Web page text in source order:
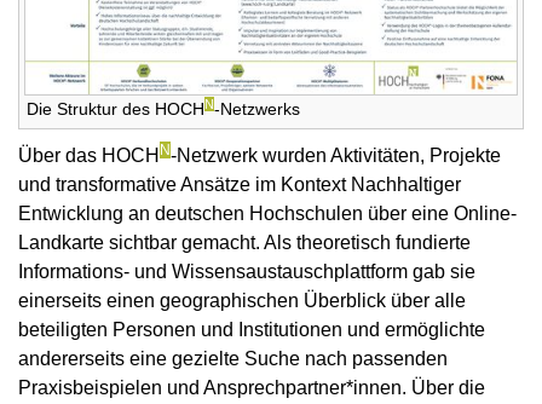
Die Struktur des HOCHN-Netzwerks
Über das HOCH N-Netzwerk wurden Aktivitäten, Projekte
und transformative Ansätze im Kontext Nachhaltiger
Entwicklung an deutschen Hochschulen über eine Online-
Landkarte sichtbar gemacht. Als theoretisch fundierte
Informations- und Wissensaustauschplattform gab sie
einerseits einen geographischen Überblick über alle
beteiligten Personen und Institutionen und ermöglichte
andererseits eine gezielte Suche nach passenden
Praxisbeispielen und Ansprechpartner*innen. Über die